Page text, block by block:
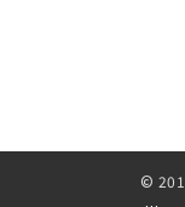
©